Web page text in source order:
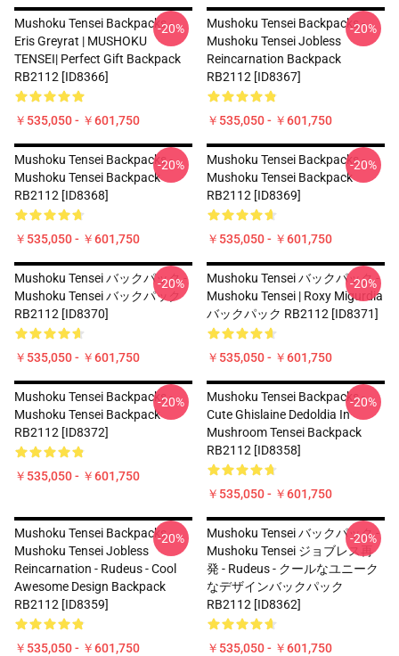
Mushoku Tensei Backpacks -
Eris Greyrat | MUSHOKU
TENSEI| Perfect Gift Backpack
RB2112 [ID8366]
￥535,050 - ￥601,750
-20%
Mushoku Tensei Backpacks -
Mushoku Tensei Jobless
Reincarnation Backpack
RB2112 [ID8367]
￥535,050 - ￥601,750
-20%
Mushoku Tensei Backpacks -
Mushoku Tensei Backpack
RB2112 [ID8368]
￥535,050 - ￥601,750
-20%
Mushoku Tensei Backpacks -
Mushoku Tensei Backpack
RB2112 [ID8369]
￥535,050 - ￥601,750
-20%
Mushoku Tensei バックパック -
Mushoku Tensei バックパック
RB2112 [ID8370]
￥535,050 - ￥601,750
-20%
Mushoku Tensei バックパック -
Mushoku Tensei | Roxy Migurdia
バックパック RB2112 [ID8371]
￥535,050 - ￥601,750
-20%
Mushoku Tensei Backpacks -
Mushoku Tensei Backpack
RB2112 [ID8372]
￥535,050 - ￥601,750
-20%
Mushoku Tensei Backpacks -
Cute Ghislaine Dedoldia In
Mushroom Tensei Backpack
RB2112 [ID8358]
￥535,050 - ￥601,750
-20%
Mushoku Tensei Backpacks -
Mushoku Tensei Jobless
Reincarnation - Rudeus - Cool
Awesome Design Backpack
RB2112 [ID8359]
￥535,050 - ￥601,750
-20%
Mushoku Tensei バックパック -
Mushoku Tensei ジョブレス再
発 - Rudeus - クールなユニーク
なデザインバックパック
RB2112 [ID8362]
￥535,050 - ￥601,750
-20%